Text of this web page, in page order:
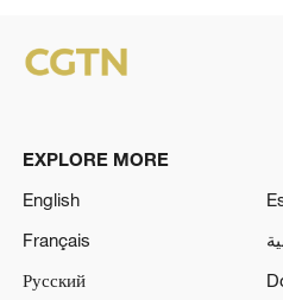
EXPLORE MORE
English
Français
Русский